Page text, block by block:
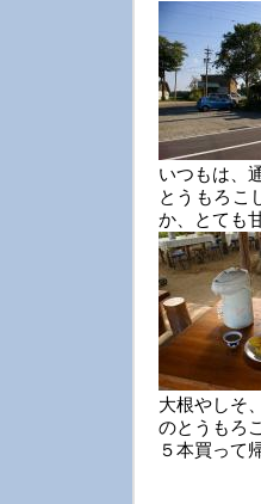
いつもは、
とうもろこ
か、とても
大根やしそ
のとうもろ
５本買って